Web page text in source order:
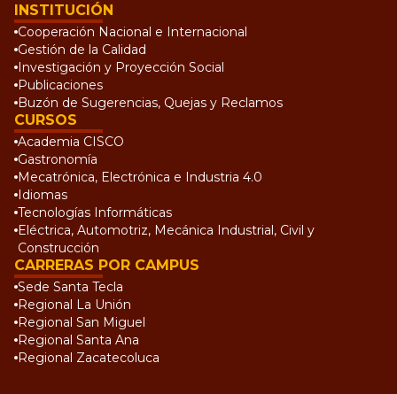
INSTITUCIÓN
Cooperación Nacional e Internacional
Gestión de la Calidad
Investigación y Proyección Social
Publicaciones
Buzón de Sugerencias, Quejas y Reclamos
CURSOS
Academia CISCO
Gastronomía
Mecatrónica, Electrónica e Industria 4.0
Idiomas
Tecnologías Informáticas
Eléctrica, Automotriz, Mecánica Industrial, Civil y
Construcción
CARRERAS POR CAMPUS
Sede Santa Tecla
Regional La Unión
Regional San Miguel
Regional Santa Ana
Regional Zacatecoluca